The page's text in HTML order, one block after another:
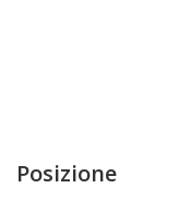
Posizione